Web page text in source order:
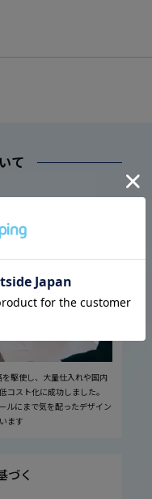
て
駆使し、大量仕入れや国内
コスト化に成功しました。
ルにまで気を配ったデザイン
ます
づく